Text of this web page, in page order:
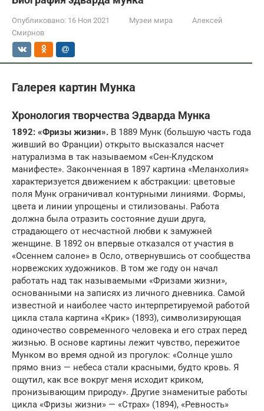
Опубликовано: 16 Ноя 2021 Музеи мира
Алексей
Смирнов
Галерея картин Мунка
Хронология творчества Эдварда Мунка
1892: «Фризы жизни». В 1889 Мунк (большую часть года
живший во Франции) открыто высказался насчет
натурализма в так называемом «Сен-Клудском
манифесте». Законченная в 1897 картина «Меланхолия»
характеризуется движением к абстракции: цветовые
поля Мунк ограничивал контурными линиями. Формы,
цвета и линии упрощены и стилизованы. Работа
должна была отразить состояние души друга,
страдающего от несчастной любви к замужней
женщине. В 1892 он впервые отказался от участия в
«Осеннем салоне» в Осло, отвернувшись от сообщества
норвежских художников. В том же году он начал
работать над так называемыми «Фризами жизни»,
основанными на записях из личного дневника. Самой
известной и наиболее часто интерпретируемой работой
цикла стала картина «Крик» (1893), символизирующая
одиночество современного человека и его страх перед
жизнью. В основе картины лежит чувство, пережитое
Мунком во время одной из прогулок: «Солнце ушло
прямо вниз — небеса стали красными, будто кровь. Я
ощутил, как все вокруг меня исходит криком,
пронизывающим природу». Другие знаменитые работы
цикла «Фризы жизни» — «Страх» (1894), «Ревность»